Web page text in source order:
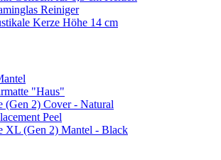
Reiniger
Kerze Höhe 14 cm
"Haus"
(Gen 2) Cover - Natural
Peel
XL (Gen 2) Mantel - Black